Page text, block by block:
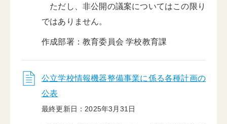
ただし、非公開の議案についてはこの限り
ではありません。
作成部署：教育委員会 学校教育課
公立学校情報機器整備事業に係る各種計画の
公表
最終更新日：2025年3月31日